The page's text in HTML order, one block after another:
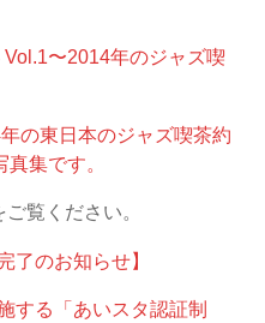
Vol.1〜2014年のジャズ喫
の東日本のジャズ喫茶約
集です。
覧ください。
了のお知らせ】
する「あいスタ認証制